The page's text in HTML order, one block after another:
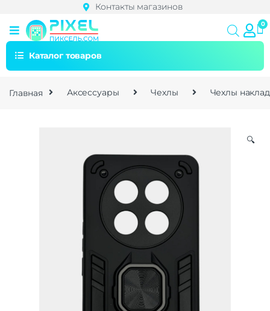
Контакты магазинов
Каталог товаров
Главная Аксессуары Чехлы Чехлы
🔍